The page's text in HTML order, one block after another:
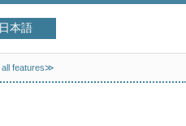
日本語
all features≫